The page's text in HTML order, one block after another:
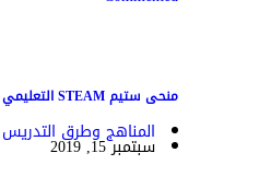
منحى ستيم STEAM التعليمي
المناهج وطرق التدريس
سبتمبر 15, 2019